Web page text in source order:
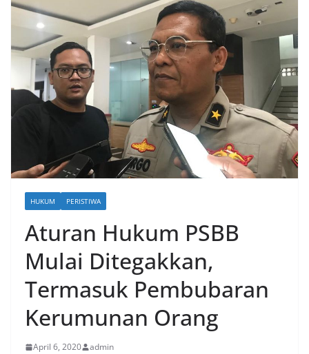
HUKUM PERISTIWA
Aturan Hukum PSBB
Mulai Ditegakkan,
Termasuk Pembubaran
Kerumunan Orang
April 6, 2020 admin